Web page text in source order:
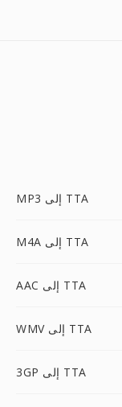
MP3 إلى TTA
M4A إلى TTA
AAC إلى TTA
WMV إلى TTA
3GP إلى TTA